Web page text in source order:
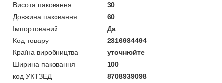
Висота паковання
30
Довжина паковання
60
Імпортований
Да
Код товару
2316984494
Країна виробництва
уточнюйте
Ширина паковання
100
код УКТЗЕД
8708939098